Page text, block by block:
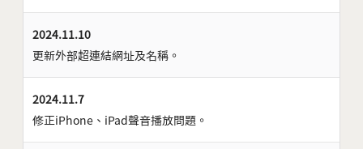
2024.11.10
更新外部超連結網址及名稱。
2024.11.7
修正iPhone、iPad聲音播放問題。